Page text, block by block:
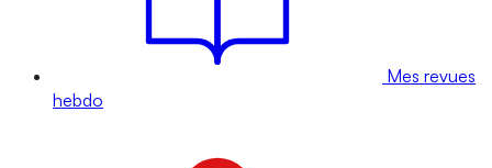
Mes revues
hebdo